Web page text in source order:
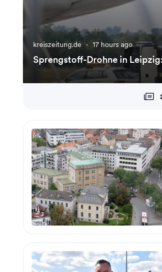
kreiszeitung.de · 17 hours ago
Sprengstoff-Drohne in